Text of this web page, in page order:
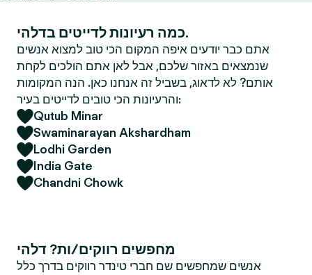
כמה רעיונות לדייטים בדלהי.
אתם כבר יודעים איפה המקום הכי טוב למצוא אנשים
שנמצאים באזור שלכם, אבל לאן אתם הולכים לקחת
אותם? לא לדאוג, בשביל זה אנחנו כאן. הנה המקומות
והרעיונות הכי טובים לדייטים בעיר:
Qutub Minar
Swaminarayan Akshardham
Lodhi Garden
India Gate
Chandni Chowk
מחפשים רווקים/ות? דלהי
אנשים שמחפשים שם חברי טינדר רווקים בדרך כלל